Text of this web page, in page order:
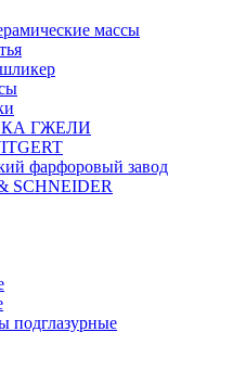
массы
ГЖЕЛИ
фарфоровый завод
SCHNEIDER
подглазурные